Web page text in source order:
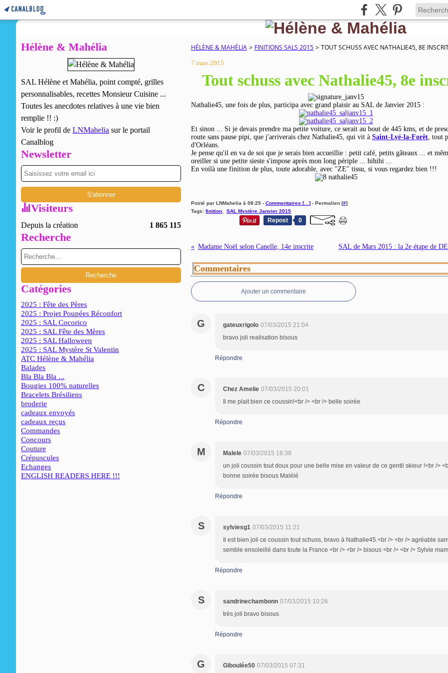
Hélène & Mahélia
SAL Hélène et Mahélia, point compté, grilles
personnalisables, recettes Monsieur Cuisine ...
Toutes les anecdotes relatives à une vie bien
remplie !! :)
Voir le profil de LNMahelia sur le portail
Canalblog
Newsletter
Visiteurs
Depuis la création 1 865 115
Recherche
Catégories
2025 : Fête des Pères
2025 : Projet Poupées Réconfort
2025 : SAL Cocorico
2025 : SAL Fête des Mères
2025 : SAL Halloween
2025 : SAL Mystère St Valentin
ATC Hélène & Mahélia
Balades
Bla Bla Bla ...
Bougies 100% naturelles
Bracelets Brésiliens
broderie
cadeaux envoyés
cadeaux reçus
Commandes
Concours
Couture
Crépuscules
Echanges
ENGLISH READERS HERE !!!
HÉLÈNE & MAHÉLIA > FINITIONS SALS 2015 > TOUT SCHUSS AVEC NATHALIE45, 8E
7 mars 2015
Tout schuss avec Nathalie45, 8e
Nathalie45, une fois de plus, participa avec grand plaisir au SAL de Janvier 2015 :
Et sinon ... Si je devais prendre ma petite voiture, ce serait au bout de 445 kms, et de
route sans pause pipi, que j'arriverais chez Nathalie45, qui vit à Saint-Lyé-la-Forêt, tout
d'Orléans.
Je pense qu'il en va de soi que je serais bien accueillie : petit café, petits gâteaux ... et
oreiller si une petite sieste s'impose après mon long périple ... hihihi ...
En voilà une finition de plus, toute adorable, avec "ZE" tissu, si vous regardez bien !!!
Posté par LNMahelia à 08:25 - Commentaires [… ] - Permalien [#]
Tags: finition SAL Mystère Janvier 2015
Repost 0
Madame Noël selon Canelle, 14e inscrite SAL de Mars 2015 : la 2e étape de
Commentaires
Ajouter un commentaire
G gateuxrigolo 07/03/2015 21:04
bravo joli realisation bisous
Répondre
C Chez Amelie 07/03/2015 20:01
Il me plait bien ce coussin!<br /> <br /> belle soirée
Répondre
M Malele 07/03/2015 18:38
un joli coussin tout doux pour une belle mise en valeur de ce gentil skieur !<br />
bonne soirée bisous Malélé
Répondre
S sylviesg1 07/03/2015 11:21
Il est bien joli ce coussin tout schuss, bravo à Nathalie45.<br /> <br /> agréable
semble ensoleillé dans toute la France <br /> <br /> bisous <br /> <br /> Sylvie
Répondre
S sandrinechambonn 07/03/2015 10:26
très joli bravo bisous
Répondre
G Giboulée50 07/03/2015 07:31